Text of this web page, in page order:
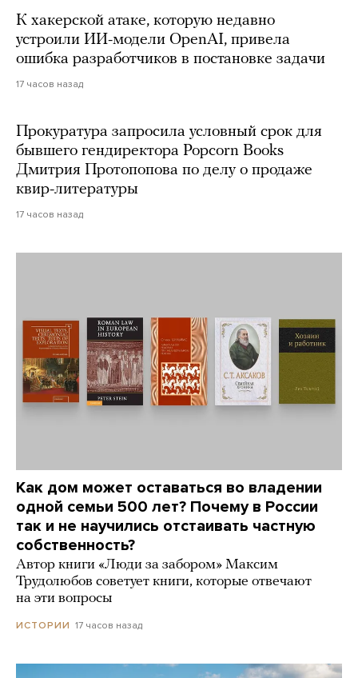
К хакерской атаке, которую недавно
устроили ИИ-модели OpenAI, привела
ошибка разработчиков в постановке задачи
17 часов назад
Прокуратура запросила условный срок для
бывшего гендиректора Popcorn Books
Дмитрия Протопопова по делу о продаже
квир-литературы
17 часов назад
Как дом может оставаться во владении
одной семьи 500 лет? Почему в России
так и не научились отстаивать частную
собственность?
Автор книги «Люди за забором» Максим
Трудолюбов советует книги, которые отвечают
на эти вопросы
ИСТОРИИ 17 часов назад